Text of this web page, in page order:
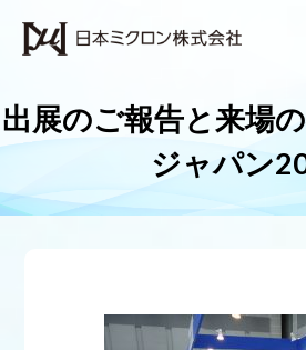
出展のご報告と来場
ジャパン